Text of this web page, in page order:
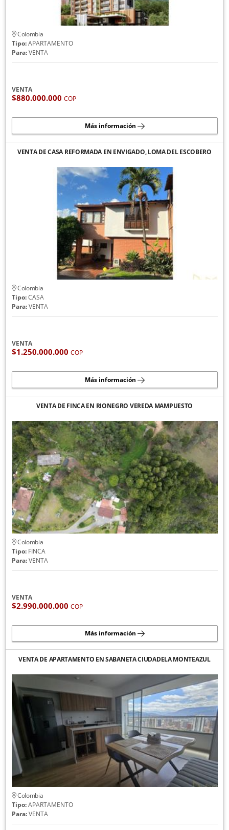
Colombia
Tipo:APARTAMENTO
Para:VENTA
VENTA
$880.000.000 COP
Más información
VENTA DE CASA REFORMADA EN ENVIGADO, LOMA DEL ESCOBERO
Colombia
Tipo:CASA
Para:VENTA
VENTA
$1.250.000.000 COP
Más información
VENTA DE FINCA EN RIONEGRO VEREDA MAMPUESTO
Colombia
Tipo:FINCA
Para:VENTA
VENTA
$2.990.000.000 COP
Más información
VENTA DE APARTAMENTO EN SABANETA CIUDADELA MONTEAZUL
Colombia
Tipo:APARTAMENTO
Para:VENTA